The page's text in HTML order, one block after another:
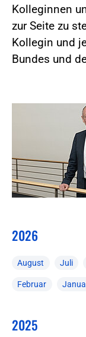
Kolleginnen
zur Seite zu
Kollegin und
Bundes und
2026
August Juli
Februar
2025